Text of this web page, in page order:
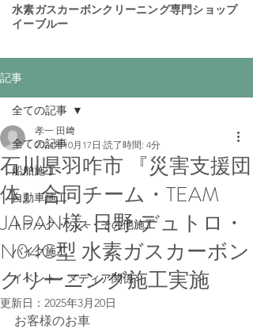
​水素ガスカーボンクリーニング専門ショップ
イーブルー
記事
全ての記事
船舶施工
自動車施工
トラック・バス・その他施工
バイク施工
イベント・メディア関係
全ての記事
石川県羽咋市 『災害支援団
体』合同チーム・TEAM
JAPAN様-日野 デュトロ・
N04C型 水素ガスカーボン
クリーニング施工実施
孝一 田﨑
2024年10月17日 読了時間: 4分
更新日： 2025年3月20日
お客様のお車